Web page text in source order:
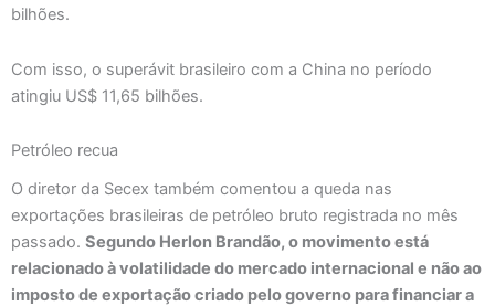
bilhões.
Com isso, o superávit brasileiro com a China no período
atingiu US$ 11,65 bilhões.
Petróleo recua
O diretor da Secex também comentou a queda nas
exportações brasileiras de petróleo bruto registrada no mês
passado. Segundo Herlon Brandão, o movimento está
relacionado à volatilidade do mercado internacional e não ao
imposto de exportação criado pelo governo para financiar a